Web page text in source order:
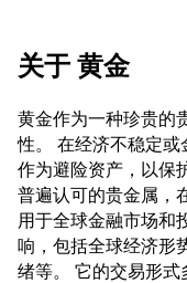
关于黄金
黄金作为一种珍贵的
性。 在经济不稳定
作为避险资产，以保
普遍认可的贵金属，
用于全球金融市场和
响，包括全球经济形
绪等。 它的交易形